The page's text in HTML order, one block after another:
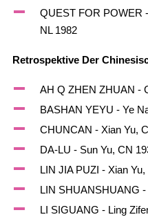
QUEST FOR POWER
NL 1982
Retrospektive Der
AH Q ZHEN ZHUAN -
BASHAN YEYU - Ye
CHUNCAN - Xian Yu,
DA-LU - Sun Yu, CN
LIN JIA PUZI - Xian
LIN SHUANSHUANG
LI SIGUANG - Ling